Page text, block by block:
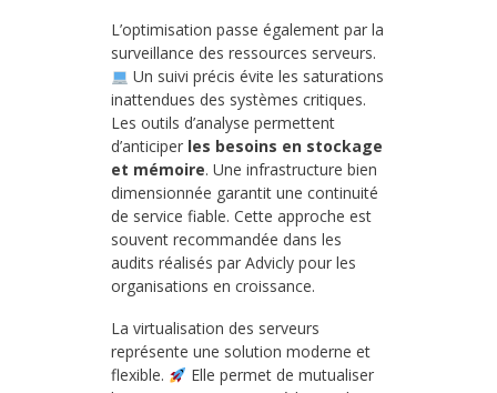
L’optimisation passe également par la
surveillance des ressources serveurs.
Un suivi précis évite les saturations
inattendues des systèmes critiques.
Les outils d’analyse permettent
d’anticiper les besoins en stockage
et mémoire. Une infrastructure bien
dimensionnée garantit une continuité
de service fiable. Cette approche est
souvent recommandée dans les
audits réalisés par Advicly pour les
organisations en croissance.
La virtualisation des serveurs
représente une solution moderne et
flexible.
Elle permet de mutualiser